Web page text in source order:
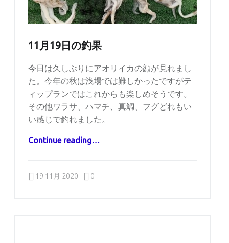
11月19日の釣果
今日は久しぶりにアオリイカの顔が見れまし
た。今年の秋は浅場では難しかったですがテ
ィップランではこれからも楽しめそうです。
その他ワラサ、ハマチ、真鯛、フグどれもい
い感じで釣れました。
Continue reading“11月19日の釣果”
…
19 11月 2020
captains Comments:0